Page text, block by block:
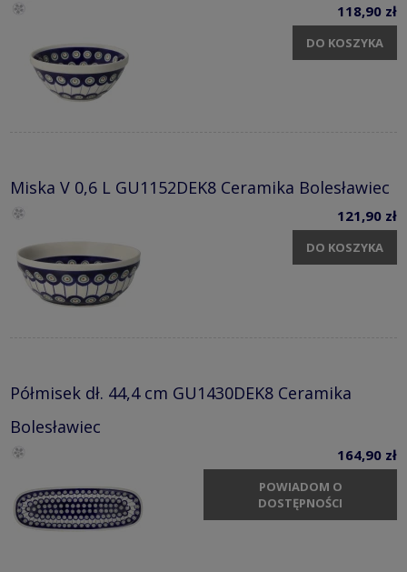
118,90 zł
DO KOSZYKA
Miska V 0,6 L GU1152DEK8 Ceramika Bolesławiec
121,90 zł
DO KOSZYKA
Półmisek dł. 44,4 cm GU1430DEK8 Ceramika
Bolesławiec
164,90 zł
POWIADOM O
DOSTĘPNOŚCI